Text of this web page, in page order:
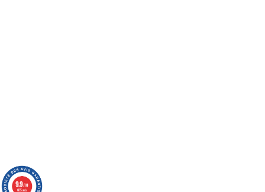
9.9/10
685 avis